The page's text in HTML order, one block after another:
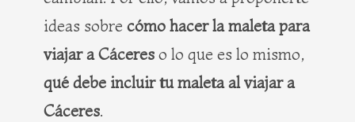
ideas sobre cómo hacer la maleta para
viajar a Cáceres o lo que es lo mismo,
qué debe incluir tu maleta al viajar a
Cáceres.